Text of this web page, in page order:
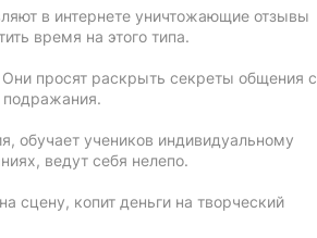
в интернете уничтожающие отзывы
время на этого типа.
просят раскрыть секреты общения с
обучает учеников индивидуальному
ведут себя нелепо.
сцену, копит деньги на творческий